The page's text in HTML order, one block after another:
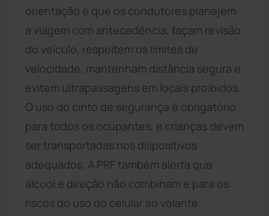
orientação é que os condutores planejem
a viagem com antecedência, façam revisão
do veículo, respeitem os limites de
velocidade, mantenham distância segura e
evitem ultrapassagens em locais proibidos.
O uso do cinto de segurança é obrigatório
para todos os ocupantes, e crianças devem
ser transportadas nos dispositivos
adequados. A PRF também alerta que
álcool e direção não combinam e para os
riscos do uso do celular ao volante.